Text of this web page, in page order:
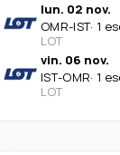
lun. 02 nov.
OMR-IST· 1
LOT
vin. 06 nov.
IST-OMR· 1
LOT